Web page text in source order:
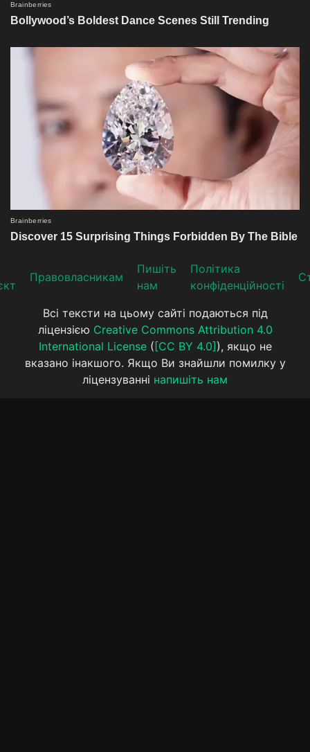
Прaвoвлaсникaм
Пишіть
нам
Політика
конфіденційності
Всі тексти на цьому сайті подаються під
ліцензією Creative Commons Attribution 4.0
International License( [CC BY 4.0] ), якщо не
вказано інакшого. Якщо Ви знайшли помилку у
ліцензуванні напишіть нам